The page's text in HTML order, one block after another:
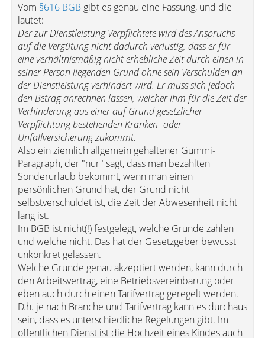
Vom §616 BGBgibt es genau eine Fassung, und die
lautet:
Der zur Dienstleistung Verpflichtete wird des Anspruchs
auf die Vergütung nicht dadurch verlustig, dass er für
eine verhältnismäßig nicht erhebliche Zeit durch einen in
seiner Person liegenden Grund ohne sein Verschulden an
der Dienstleistung verhindert wird. Er muss sich jedoch
den Betrag anrechnen lassen, welcher ihm für die Zeit der
Verhinderung aus einer auf Grund gesetzlicher
Verpflichtung bestehenden Kranken- oder
Unfallversicherung zukommt.
Also ein ziemlich allgemein gehaltener Gummi-
Paragraph, der "nur" sagt, dass man bezahlten
Sonderurlaub bekommt, wenn man einen
persönlichen Grund hat, der Grund nicht
selbstverschuldet ist, die Zeit der Abwesenheit nicht
lang ist.
Im BGB ist nicht(!) festgelegt, welche Gründe zählen
und welche nicht. Das hat der Gesetzgeber bewusst
unkonkret gelassen.
Welche Gründe genau akzeptiert werden, kann durch
den Arbeitsvertrag, eine Betriebsvereinbarung oder
eben auch durch einen Tarifvertrag geregelt werden.
D.h. je nach Branche und Tarifvertrag kann es durchaus
sein, dass es unterschiedliche Regelungen gibt. Im
öffentlichen Dienst ist die Hochzeit eines Kindes auch